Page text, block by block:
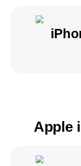
Apple